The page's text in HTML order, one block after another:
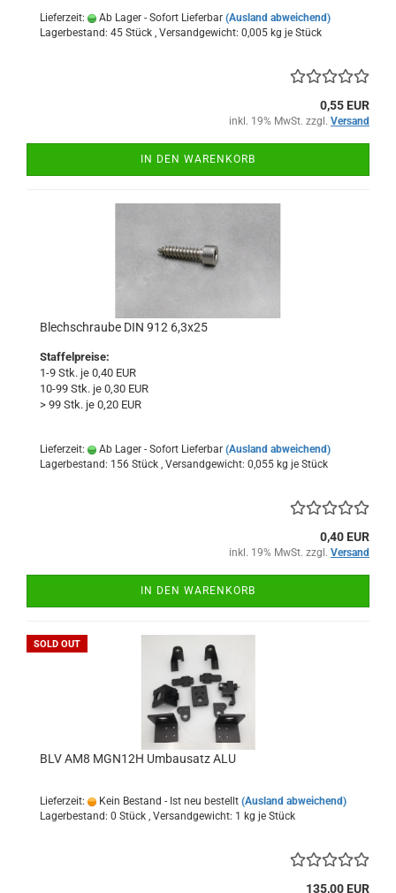
Lieferzeit: Ab Lager - Sofort Lieferbar (Ausland abweichend)
Lagerbestand: 45 Stück , Versandgewicht: 0,005 kg je Stück
0,55 EUR
inkl. 19% MwSt. zzgl. Versand
IN DEN WARENKORB
Blechschraube DIN 912 6,3x25
Staffelpreise:
1-9 Stk. je 0,40 EUR
10-99 Stk. je 0,30 EUR
> 99 Stk. je 0,20 EUR
Lieferzeit: Ab Lager - Sofort Lieferbar (Ausland abweichend)
Lagerbestand: 156 Stück , Versandgewicht: 0,055 kg je Stück
0,40 EUR
inkl. 19% MwSt. zzgl. Versand
IN DEN WARENKORB
SOLD OUT
BLV AM8 MGN12H Umbausatz ALU
Lieferzeit: Kein Bestand - Ist neu bestellt (Ausland abweichend)
Lagerbestand: 0 Stück , Versandgewicht: 1 kg je Stück
135,00 EUR